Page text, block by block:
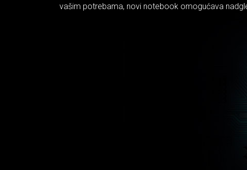
vašim potrebama, novi notebook omogućava